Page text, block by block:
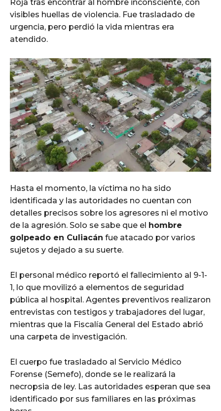
Roja tras encontrar al hombre inconsciente, con
visibles huellas de violencia. Fue trasladado de
urgencia, pero perdió la vida mientras era
atendido.
Hasta el momento, la víctima no ha sido
identificada y las autoridades no cuentan con
detalles precisos sobre los agresores ni el motivo
de la agresión. Solo se sabe que el hombre
golpeado en Culiacán fue atacado por varios
sujetos y dejado a su suerte.
El personal médico reportó el fallecimiento al 9-1-
1, lo que movilizó a elementos de seguridad
pública al hospital. Agentes preventivos realizaron
entrevistas con testigos y trabajadores del lugar,
mientras que la Fiscalía General del Estado abrió
una carpeta de investigación.
El cuerpo fue trasladado al Servicio Médico
Forense (Semefo), donde se le realizará la
necropsia de ley. Las autoridades esperan que sea
identificado por sus familiares en las próximas